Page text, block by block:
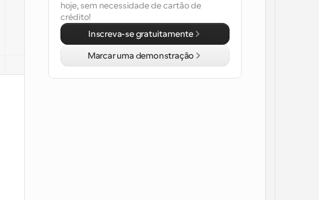
hoje, sem necessidade de cartão de
crédito!
Inscreva-se gratuitamente
Marcar uma demonstração